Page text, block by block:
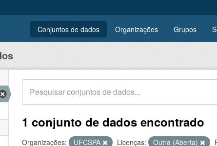
Conjuntos de dados Organizações Grupos
1 conjunto de dados encontrado
Organizações: UFCSPA Licenças: Outra (Aberta)